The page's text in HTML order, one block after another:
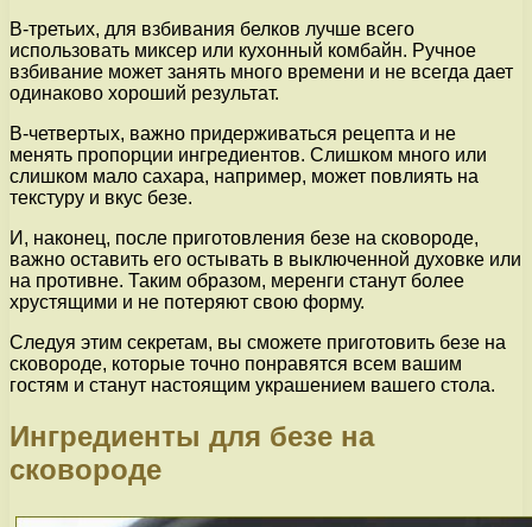
В-третьих, для взбивания белков лучше всего
использовать миксер или кухонный комбайн. Ручное
взбивание может занять много времени и не всегда дает
одинаково хороший результат.
В-четвертых, важно придерживаться рецепта и не
менять пропорции ингредиентов. Слишком много или
слишком мало сахара, например, может повлиять на
текстуру и вкус безе.
И, наконец, после приготовления безе на сковороде,
важно оставить его остывать в выключенной духовке или
на противне. Таким образом, меренги станут более
хрустящими и не потеряют свою форму.
Следуя этим секретам, вы сможете приготовить безе на
сковороде, которые точно понравятся всем вашим
гостям и станут настоящим украшением вашего стола.
Ингредиенты для безе на
сковороде